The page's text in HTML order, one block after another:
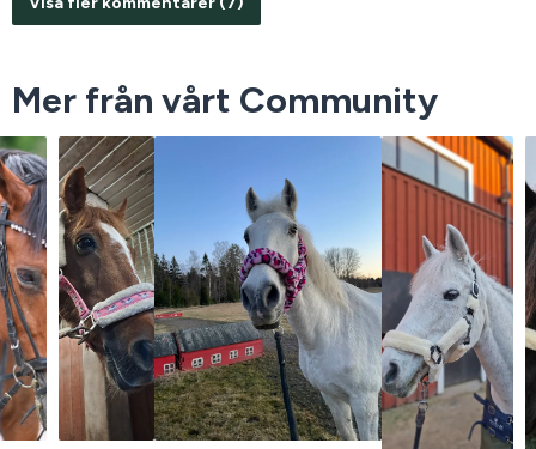
Mer från vårt Community